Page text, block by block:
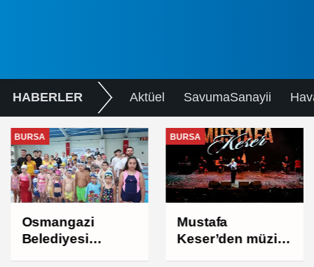
HABERLER Aktüel SavumaSanayii
BURSA
Osmangazi
Belediyesi
BURSA
Mustafa
Keser’den müzik